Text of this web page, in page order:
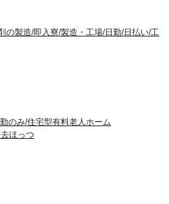
の製造/即入寮/製造・工場/日勤/日払い/工
のみ/住宅型有料老人ホーム
ほっつ